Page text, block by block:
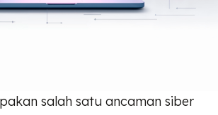
salah satu ancaman siber